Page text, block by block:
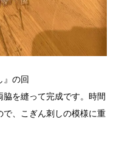
』の回
を縫って完成です。時間
で、こぎん刺しの模様に重